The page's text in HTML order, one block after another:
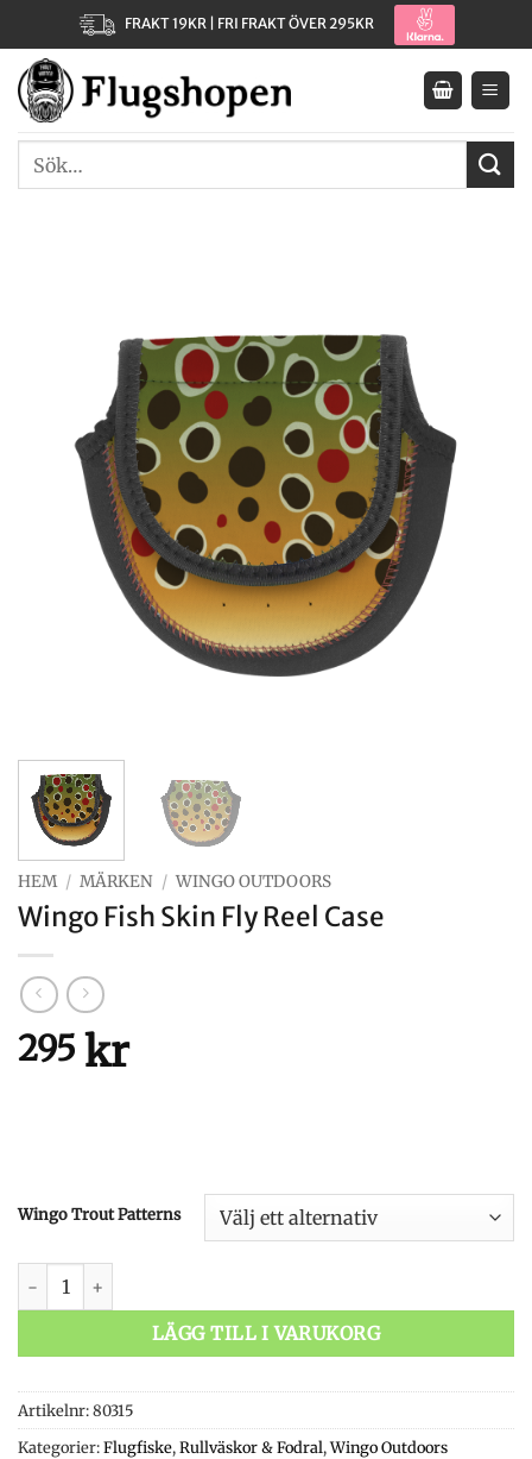
to
content
FRAKT 19KR | FRI FRAKT ÖVER 295KR
HEM / MÄRKEN / WINGO OUTDOORS
Wingo Fish Skin Fly Reel Case
295 kr
Wingo Trout Patterns
Wingo Fish Skin Fly Reel Case mängd
LÄGG TILL I VARUKORG
Artikelnr:80315
Kategorier:Flugfiske,Rullväskor & Fodral,Wingo Outdoors